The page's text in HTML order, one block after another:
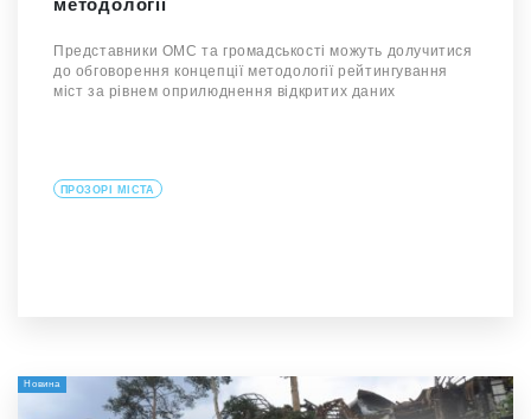
методології
Представники ОМС та громадськості можуть долучитися
до обговорення концепції методології рейтингування
міст за рівнем оприлюднення відкритих даних
ПРОЗОРІ МІСТА
Новина